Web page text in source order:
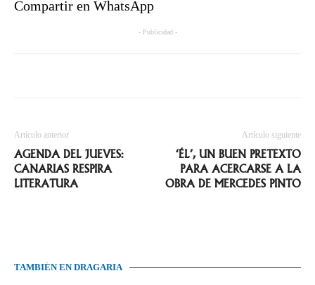
Compartir en WhatsApp
- Publicidad -
Artículo anterior
AGENDA DEL JUEVES:
CANARIAS RESPIRA
LITERATURA
Artículo siguiente
‘ÉL’, UN BUEN PRETEXTO
PARA ACERCARSE A LA
OBRA DE MERCEDES PINTO
TAMBIÉN EN DRAGARIA